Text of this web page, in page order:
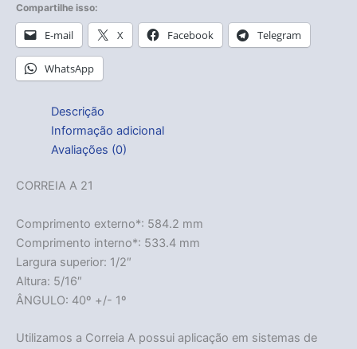
Compartilhe isso:
E-mail X Facebook Telegram
WhatsApp
Descrição
Informação adicional
Avaliações (0)
CORREIA A 21
Comprimento externo*: 584.2 mm
Comprimento interno*: 533.4 mm
Largura superior: 1/2″
Altura: 5/16″
ÂNGULO: 40º +/- 1º
Utilizamos a Correia A possui aplicação em sistemas de